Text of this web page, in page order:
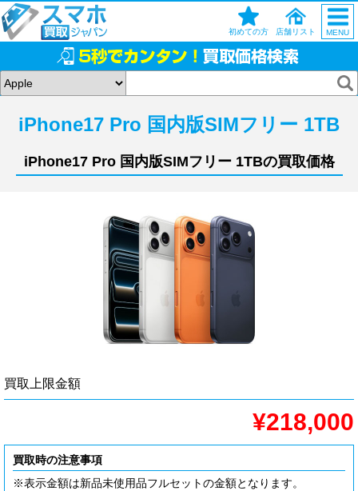
初めての方 店舗リスト MENU
iPhone17 Pro 国内版SIMフリー 1TB
iPhone17 Pro 国内版SIMフリー 1TBの買取価格
買取上限金額
¥218,000
買取時の注意事項
※表示金額は新品未使用品フルセットの金額となります。